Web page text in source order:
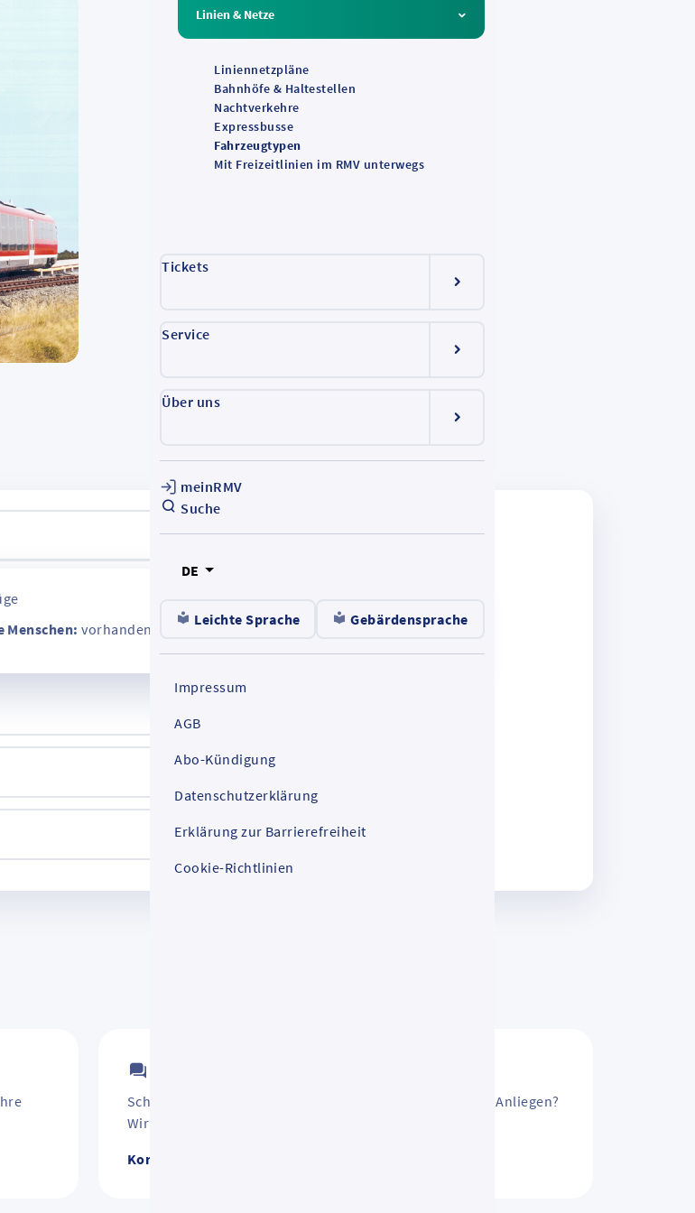
Linien & Netze
Liniennetzpläne
Bahnhöfe & Haltestellen
Nachtverkehre
Expressbusse
Fahrzeugtypen
Mit Freizeitlinien im RMV unterwegs
Tickets
Menüeintrag ein-/ausklappen
Service
Menüeintrag ein-/ausklappen
Über uns
Menüeintrag ein-/ausklappen
meinRMV
Suche
DE
Leichte Sprache Gebärdensprache
Impressum
AGB
Abo-Kündigung
Datenschutzerklärung
Erklärung zur Barrierefreiheit
Cookie-Richtlinien
vorhanden
Schirm vergessen? JahresAbo ändern? Oder ein anderes Anliegen?
Wir helfen weiter.
Kontakt zum RMV